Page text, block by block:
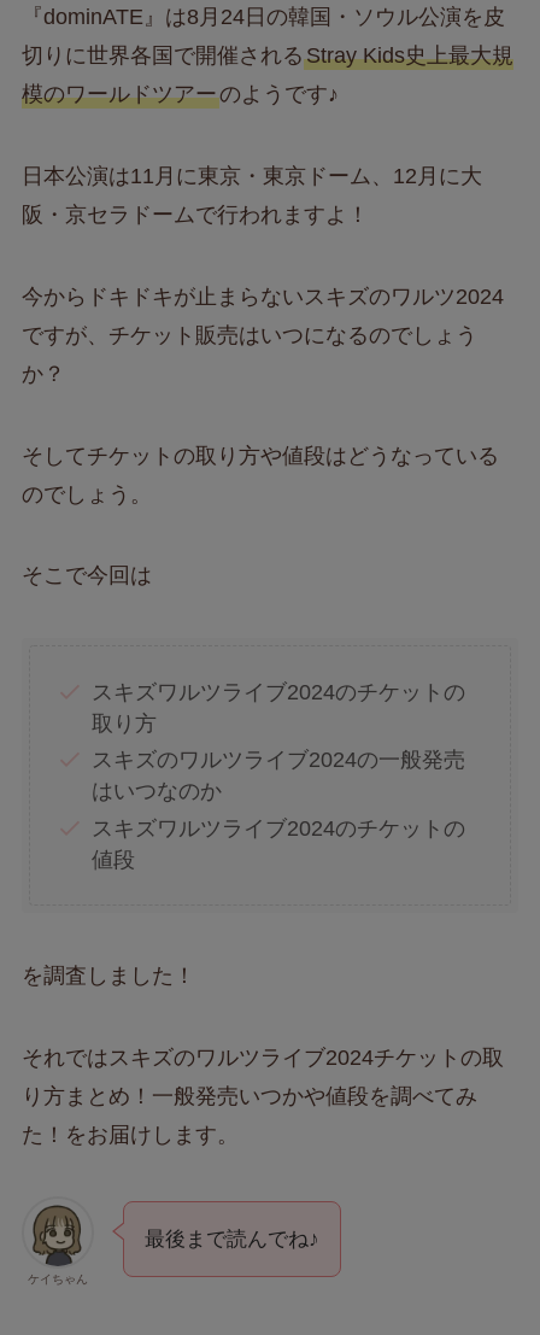
『dominATE』は8月24日の韓国・ソウル公演を皮
切りに世界各国で開催されるStray Kids史上最大規
模のワールドツアーのようです♪
日本公演は11月に東京・東京ドーム、12月に大
阪・京セラドームで行われますよ！
今からドキドキが止まらないスキズのワルツ2024
ですが、チケット販売はいつになるのでしょう
か？
そしてチケットの取り方や値段はどうなっている
のでしょう。
そこで今回は
スキズワルツライブ2024のチケットの
取り方
スキズのワルツライブ2024の一般発売
はいつなのか
スキズワルツライブ2024のチケットの
値段
を調査しました！
それではスキズのワルツライブ2024チケットの取
り方まとめ！一般発売いつかや値段を調べてみ
た！をお届けします。
ケイちゃん
最後まで読んでね♪